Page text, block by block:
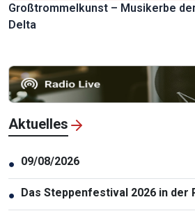
Großtrommelkunst – Musikerbe
Delta
Aktuelles
● 09/08/2026
● Das Steppenfestival 2026 in der